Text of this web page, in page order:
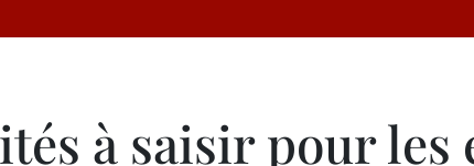
à saisir pour les